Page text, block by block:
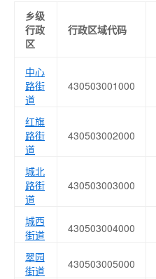
乡级
行政
区
行政区域代码
中心
路街
道
430503001000
红旗
路街
道
430503002000
城北
路街
道
430503003000
城西
街道
430503004000
翠园
街道
430503005000